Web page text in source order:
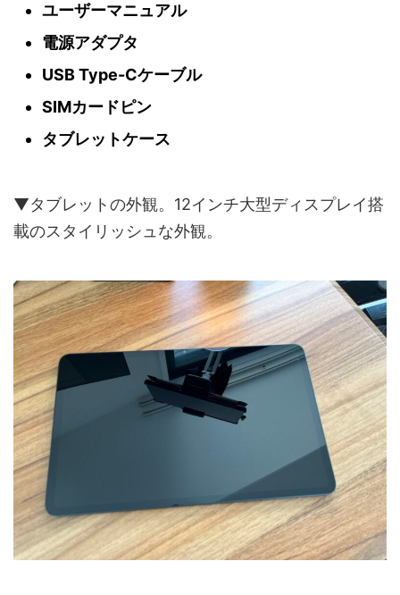
ユーザーマニュアル
電源アダプタ
USB Type-Cケーブル
SIMカードピン
タブレットケース
▼タブレットの外観。12インチ大型ディスプレイ搭
載のスタイリッシュな外観。